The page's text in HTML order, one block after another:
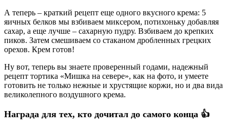
А теперь – краткий рецепт еще одного вкусного крема: 5
яичных белков мы взбиваем миксером, потихоньку добавляя
сахар, а еще лучше – сахарную пудру. Взбиваем до крепких
пиков. Затем смешиваем со стаканом дробленных грецких
орехов. Крем готов!
Ну вот, теперь вы знаете проверенный годами, надежный
рецепт тортика «Мишка на севере», как на фото, и умеете
готовить не только нежные и хрустящие коржи, но и два вида
великолепного воздушного крема.
Награда для тех, кто дочитал до самого конца 👍